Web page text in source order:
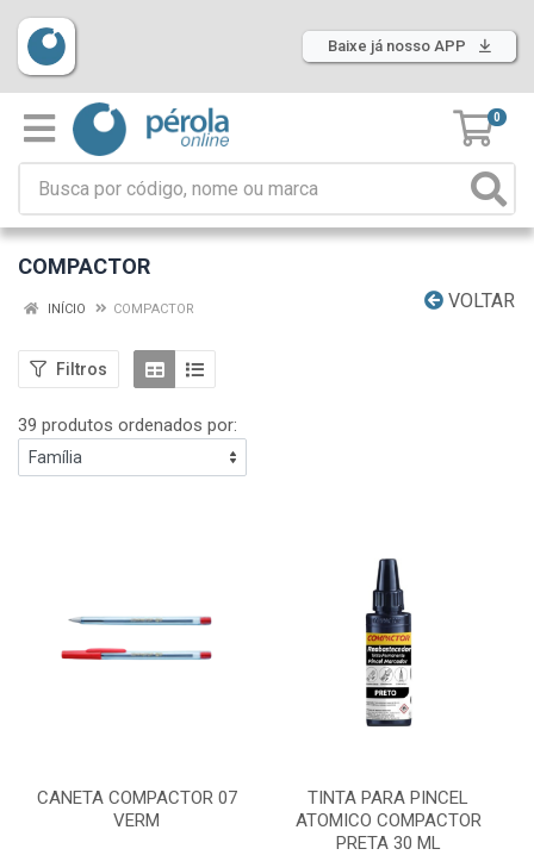
Baixe já nosso APP
0
COMPACTOR
VOLTAR
INÍCIO COMPACTOR
Filtros
39 produtos ordenados por:
CANETA COMPACTOR 07
VERM
TINTA PARA PINCEL
ATOMICO COMPACTOR
PRETA 30 ML